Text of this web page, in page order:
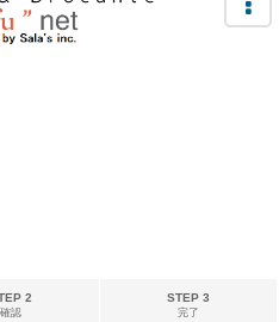
2
確認
STEP 3
完了